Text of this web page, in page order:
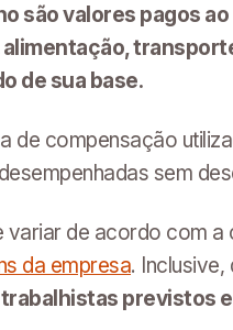
são valores pagos
de sua base.
de compensação
sem
de acordo com
da empresa.
previstos